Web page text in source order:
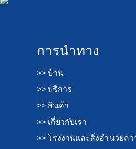
การนำทาง
>> บ้าน
>> บริการ
>> สินค้า
>> เกี่ยวกับเรา
>> โรงงานและสิ่งอำนวยคว